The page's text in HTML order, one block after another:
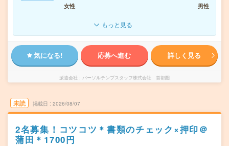
女性
男性
もっと見る
気になる! 応募へ進む 詳しく見る
派遣会社 パーソルテンプスタッフ株式会社 首都圏
未読 掲載日 2026/08/07
2名募集！コツコツ＊書類のチェック×押印＠
蒲田＊1700円